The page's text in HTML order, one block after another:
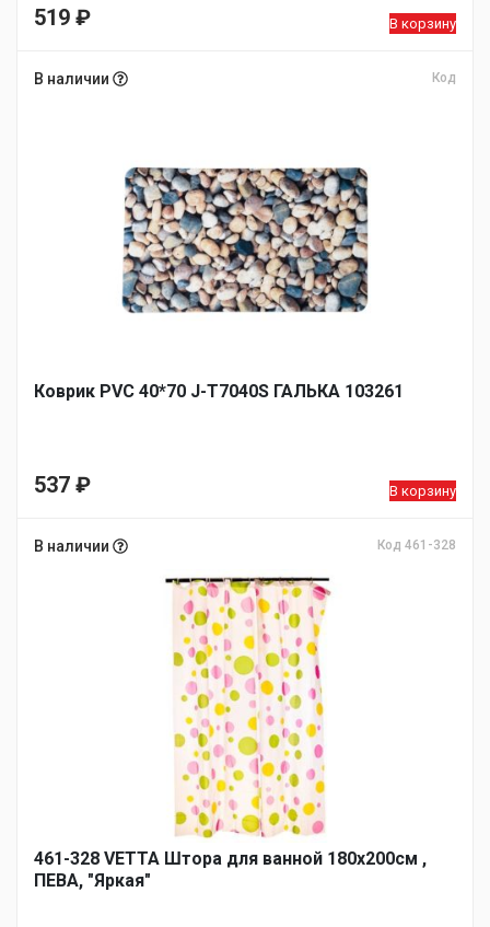
519 ₽ В корзину
В наличии Код
Коврик PVC 40*70 J-T7040S ГАЛЬКА 103261
537 ₽ В корзину
В наличии Код 461-328
461-328 VETTA Штора для ванной 180х200см ,
ПЕВА, "Яркая"